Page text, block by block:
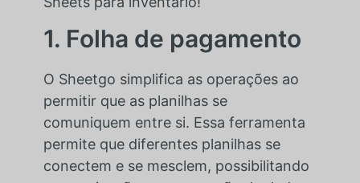
1. Folha de pagamento
O Sheetgo simplifica as operações ao
permitir que as planilhas se
comuniquem entre si. Essa ferramenta
permite que diferentes planilhas se
conectem e se mesclem, possibilitando